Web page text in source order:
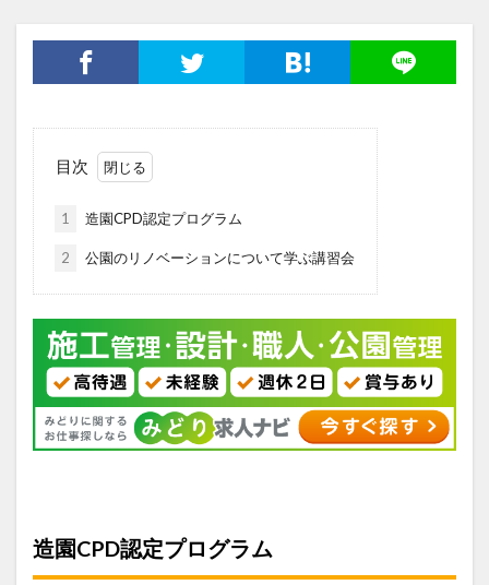
目次
1 造園CPD認定プログラム
2 公園のリノベーションについて学ぶ講習会
造園CPD認定プログラム